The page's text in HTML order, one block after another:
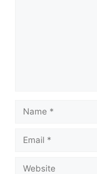
Name
Email
Website